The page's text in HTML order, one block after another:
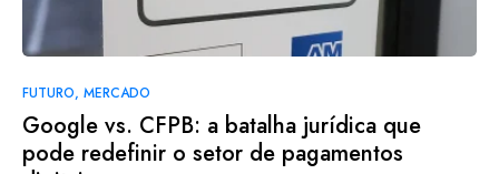
FUTURO MERCADO
Google vs. CFPB: a batalha jurídica que
pode redefinir o setor de pagamentos